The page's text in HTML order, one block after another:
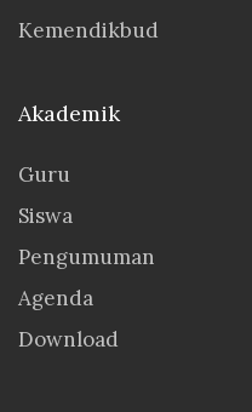
Kemendikbud
Akademik
Guru
Siswa
Pengumuman
Agenda
Download